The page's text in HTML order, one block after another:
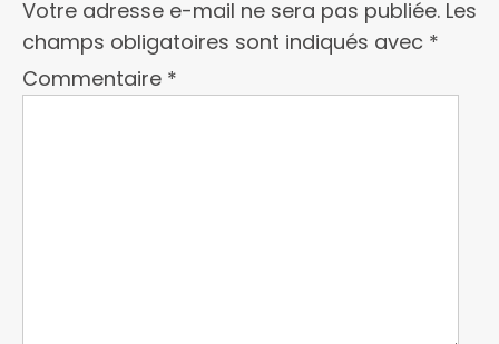
Votre adresse e-mail ne sera pas publiée. Les
champs obligatoires sont indiqués avec *
Commentaire *